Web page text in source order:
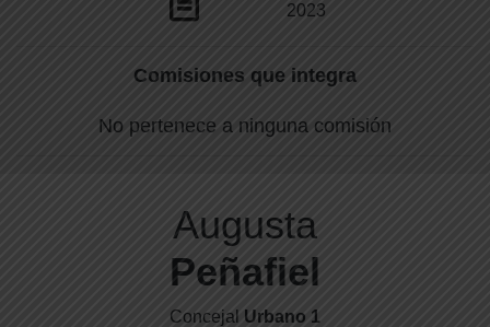
2023
Comisiones que integra
No pertenece a ninguna comisión
Augusta
Peñafiel
Concejal Urbano 1